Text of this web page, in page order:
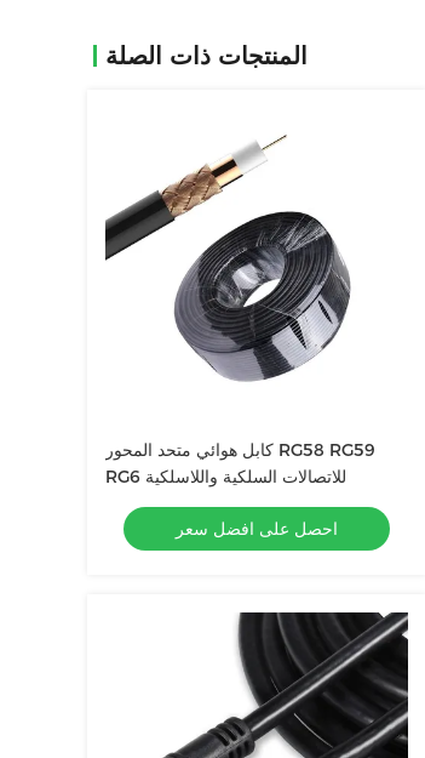
المنتجات ذات الصلة
كابل هوائي متحد المحور RG58 RG59
RG6 للاتصالات السلكية واللاسلكية
احصل على افضل سعر